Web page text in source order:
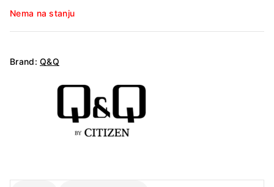
Nema na stanju
Brand:Q&Q